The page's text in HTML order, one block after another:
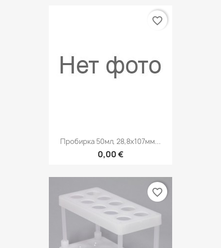
Пробирка 50мл, 28,8х107мм...
0,00 €
favorite_border
favorite_border